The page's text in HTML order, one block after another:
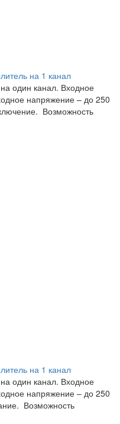
на 1 канал
один канал. Входное
напряжение – до 250
Возможность
на 1 канал
один канал. Входное
напряжение – до 250
Возможность